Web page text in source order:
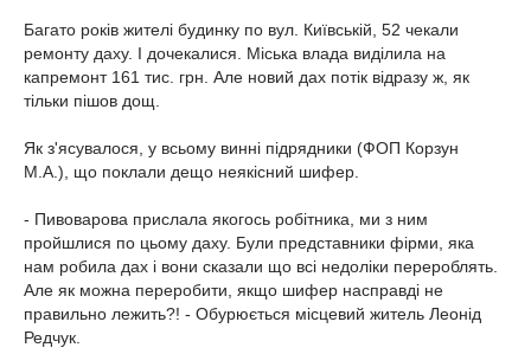
Багато років жителі будинку по вул. Київській, 52 чекали
ремонту даху. І дочекалися. Міська влада виділила на
капремонт 161 тис. грн. Але новий дах потік відразу ж, як
тільки пішов дощ.
Як з'ясувалося, у всьому винні підрядники (ФОП Корзун
М.А.), що поклали дещо неякісний шифер.
- Пивоварова прислала якогось робітника, ми з ним
пройшлися по цьому даху. Були представники фірми, яка
нам робила дах і вони сказали що всі недоліки перероблять.
Але як можна переробити, якщо шифер насправді не
правильно лежить?! - Обурюється місцевий житель Леонід
Редчук.